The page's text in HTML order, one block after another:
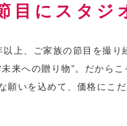
目にスタジ
上、
ご家族の節目を撮り
来への贈り物”。 だからこ
願いを込めて、価格にこだ